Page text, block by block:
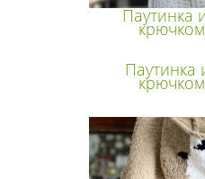
Паутинка
Паутинка